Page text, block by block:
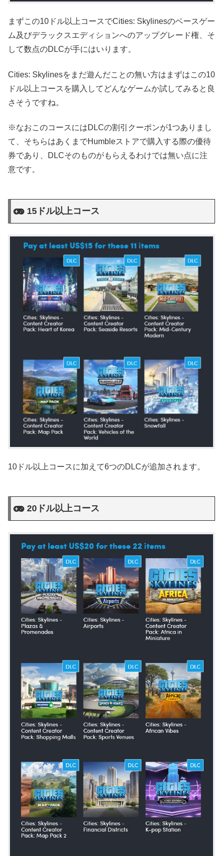
まずこの10ドル以上コースでCities: Skylinesのベースゲー
ム及びデラックスエディションへのアップグレード権、そ
して数点のDLCが手にはいります。
Cities: Skylinesをまだ遊んだことの無い方はまずはこの10
ドル以上コースを購入してどんなゲームか試してみると良
さそうですね。
※なおこのコースにはDLCの割引クーポンが1つありまし
て、そちらはあくまでHumbleストアで購入する際の優待
券であり、DLCそのものがもらえるわけでは無い点に注
意です。
15ドル以上コース
10ドル以上コースに加えて6つのDLCが追加されます。
20ドル以上コース